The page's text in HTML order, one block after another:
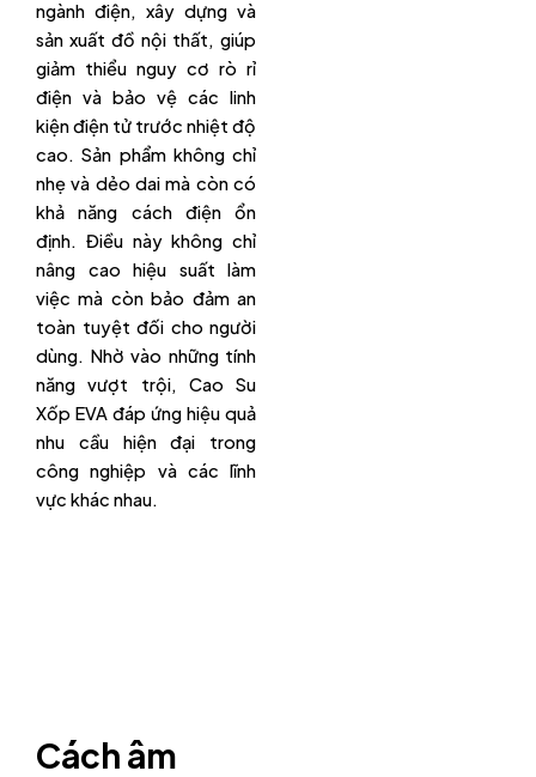
ngành điện, xây dựng và
sản xuất đồ nội thất, giúp
giảm thiểu nguy cơ rò rỉ
điện và bảo vệ các linh
kiện điện tử trước nhiệt độ
cao. Sản phẩm không chỉ
nhẹ và dẻo dai mà còn có
khả năng cách điện ổn
định. Điều này không chỉ
nâng cao hiệu suất làm
việc mà còn bảo đảm an
toàn tuyệt đối cho người
dùng. Nhờ vào những tính
năng vượt trội, Cao Su
Xốp EVA đáp ứng hiệu quả
nhu cầu hiện đại trong
công nghiệp và các lĩnh
vực khác nhau.
Cách âm